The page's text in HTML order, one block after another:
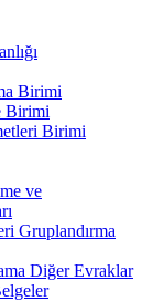
Birimi
Birimi
Birimi
ve
Gruplandırma
Diğer Evraklar